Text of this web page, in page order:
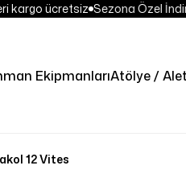
kargo ücretsiz Sezona Özel
EkipmanlarıAtölye /
12 Vites